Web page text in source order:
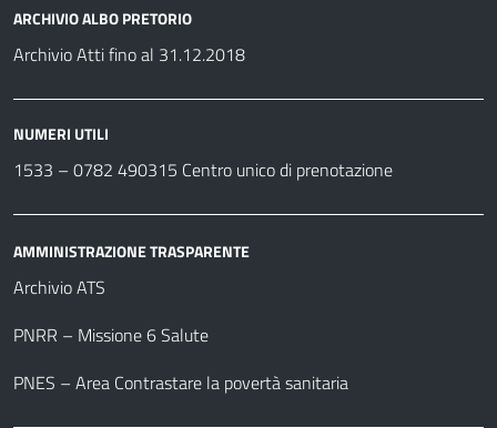
ARCHIVIO ALBO PRETORIO
Archivio Atti fino al 31.12.2018
NUMERI UTILI
1533 – 0782 490315 Centro unico di prenotazione
AMMINISTRAZIONE TRASPARENTE
Archivio ATS
PNRR – Missione 6 Salute
PNES – Area Contrastare la povertà sanitaria